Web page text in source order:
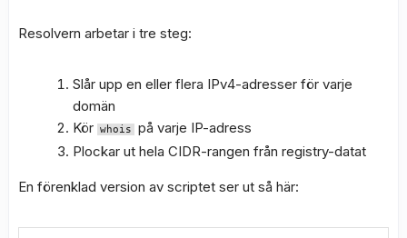
Resolvern arbetar i tre steg:
Slår upp en eller flera IPv4-adresser för varje
domän
Kör whois
på varje IP-adress
Plockar ut hela CIDR-rangen från registry-datat
En förenklad version av scriptet ser ut så här: